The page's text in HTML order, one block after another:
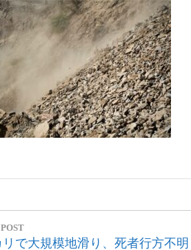
で大規模地滑り、死者行方不明